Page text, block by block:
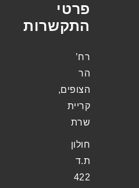
פרטי
התקשרות
רח’
הר
הצופים,
קריית
שרת
חולון
ת.ד
422